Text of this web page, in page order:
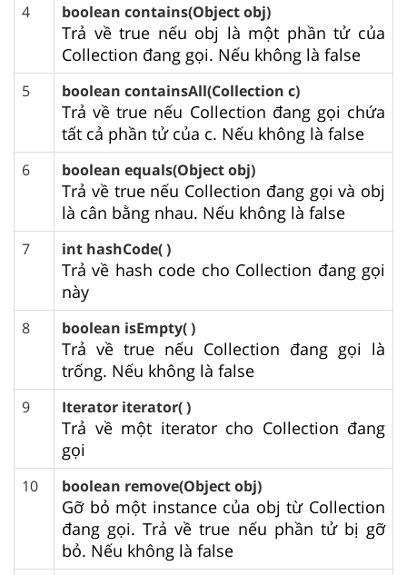
4 boolean contains(Object obj)
Trả về true nếu obj là một phần tử của
Collection đang gọi. Nếu không là false
5 boolean containsAll(Collection c)
Trả về true nếu Collection đang gọi chứa
tất cả phần tử của c. Nếu không là false
6 boolean equals(Object obj)
Trả về true nếu Collection đang gọi và obj
là cân bằng nhau. Nếu không là false
7 int hashCode( )
Trả về hash code cho Collection đang gọi
này
8 boolean isEmpty( )
Trả về true nếu Collection đang gọi là
trống. Nếu không là false
9 Iterator iterator( )
Trả về một iterator cho Collection đang
gọi
10 boolean remove(Object obj)
Gỡ bỏ một instance của obj từ Collection
đang gọi. Trả về true nếu phần tử bị gỡ
bỏ. Nếu không là false